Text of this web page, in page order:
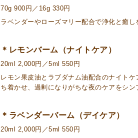
70g 900円／16g 330円
ラベンダーやローズマリー配合で浄化と癒
＊レモンバーム（ナイトケア）
20ml 2,000円／5ml 550円
レモン果皮油とラブダナム油配合のナイト
ち着かせ、過剰になりがちな夜のケアをシン
＊ラベンダーバーム（デイケア）
20ml 2,000円／5ml 550円